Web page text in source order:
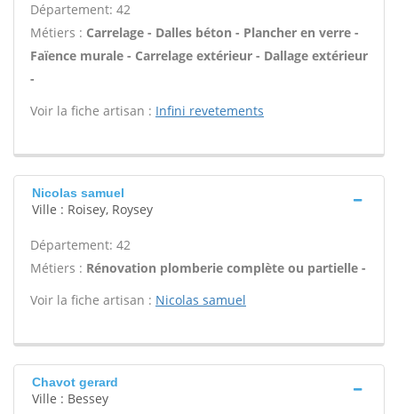
Département: 42
Métiers : Carrelage - Dalles béton - Plancher en verre -
Faïence murale - Carrelage extérieur - Dallage extérieur
-
Voir la fiche artisan : Infini revetements
Nicolas samuel
Ville : Roisey, Roysey
Département: 42
Métiers : Rénovation plomberie complète ou partielle -
Voir la fiche artisan : Nicolas samuel
Chavot gerard
Ville : Bessey